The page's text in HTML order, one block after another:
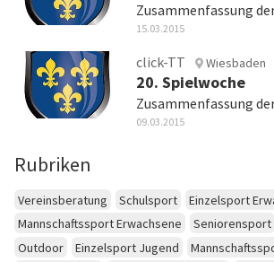
Zusammenfassung
15.03.2015
click-TT Wiesbaden
20. Spielwoche
Zusammenfassung
09.03.2015
Rubriken
Vereinsberatung Schulsport
Einzelsport
Mannschaftssport Erwachsene
Seniorensport
Outdoor
Einzelsport Jugend